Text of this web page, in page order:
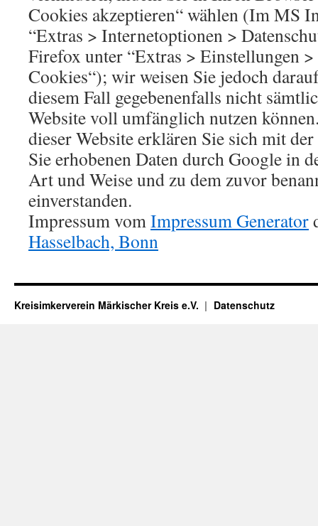
Cookies akzeptieren“ wählen (Im MS
“Extras > Internetoptionen >
Firefox unter “Extras > Einstellungen
Cookies“); wir weisen Sie jedoch
diesem Fall gegebenenfalls nicht
Website voll umfänglich nutzen
dieser Website erklären Sie sich mit
Sie erhobenen Daten durch Google in
Art und Weise und zu dem zuvor
einverstanden.
Impressum vomImpressum Generator
Hasselbach, Bonn
Kreisimkerverein Märkischer Kreis e.V. Datenschutz